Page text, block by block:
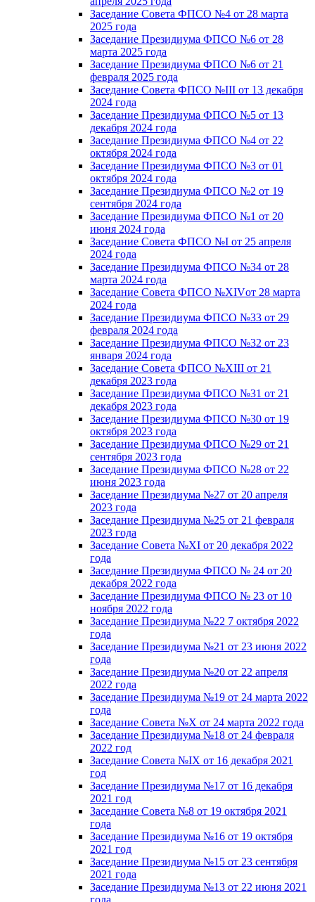
Заседание Совета ФПСО №4 от 28 марта
2025 года
Заседание Президиума ФПСО №6 от 28
марта 2025 года
Заседание Президиума ФПСО №6 от 21
февраля 2025 года
Заседание Совета ФПСО №III от 13 декабря
2024 года
Заседание Президиума ФПСО №5 от 13
декабря 2024 года
Заседание Президиума ФПСО №4 от 22
октября 2024 года
Заседание Президиума ФПСО №3 от 01
октября 2024 года
Заседание Президиума ФПСО №2 от 19
сентября 2024 года
Заседание Президиума ФПСО №1 от 20
июня 2024 года
Заседание Совета ФПСО №I от 25 апреля
2024 года
Заседание Президиума ФПСО №34 от 28
марта 2024 года
Заседание Совета ФПСО №XIVот 28 марта
2024 года
Заседание Президиума ФПСО №33 от 29
февраля 2024 года
Заседание Президиума ФПСО №32 от 23
января 2024 года
Заседание Совета ФПСО №XIII от 21
декабря 2023 года
Заседание Президиума ФПСО №31 от 21
декабря 2023 года
Заседание Президиума ФПСО №30 от 19
октября 2023 года
Заседание Президиума ФПСО №29 от 21
сентября 2023 года
Заседание Президиума ФПСО №28 от 22
июня 2023 года
Заседание Президиума №27 от 20 апреля
2023 года
Заседание Президиума №25 от 21 февраля
2023 года
Заседание Совета №XI от 20 декабря 2022
года
Заседание Президиума ФПСО № 24 от 20
декабря 2022 года
Заседание Президиума ФПСО № 23 от 10
ноября 2022 года
Заседание Президиума №22 7 октября 2022
года
Заседание Президиума №21 от 23 июня 2022
года
Заседание Президиума №20 от 22 апреля
2022 года
Заседание Президиума №19 от 24 марта 2022
года
Заседание Совета №X от 24 марта 2022 года
Заседание Президиума №18 от 24 февраля
2022 год
Заседание Совета №IX от 16 декабря 2021
год
Заседание Президиума №17 от 16 декабря
2021 год
Заседание Совета №8 от 19 октября 2021
года
Заседание Президиума №16 от 19 октября
2021 год
Заседание Президиума №15 от 23 сентября
2021 года
Заседание Президиума №13 от 22 июня 2021
года